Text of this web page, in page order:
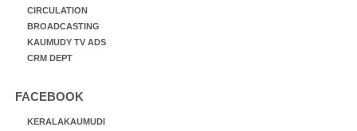
CIRCULATION
BROADCASTING
KAUMUDY TV ADS
CRM DEPT
FACEBOOK
KERALAKAUMUDI